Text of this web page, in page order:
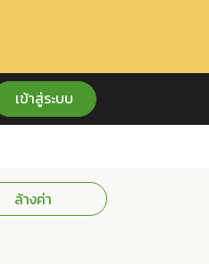
เข้าสู่ระบบ
ล้างค่า